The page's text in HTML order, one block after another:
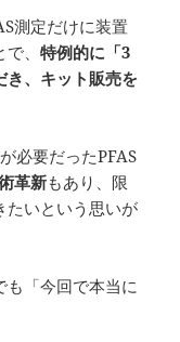
測定だけに装置
で、特例的に「3
き、キット販売を
必要だったPFAS
革新もあり、限
たいという思いが
も「今回で本当に